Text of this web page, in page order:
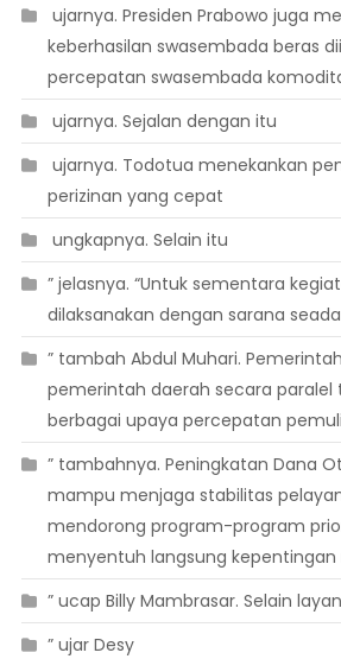
 ujarnya. Presiden Prabowo juga
keberhasilan swasembada beras
percepatan swasembada
 ujarnya. Sejalan dengan itu
 ujarnya. Todotua menekankan
perizinan yang cepat
 ungkapnya. Selain itu
” jelasnya. “Untuk sementara
dilaksanakan dengan sarana
” tambah Abdul Muhari.
pemerintah daerah secara paralel
berbagai upaya percepatan
” tambahnya. Peningkatan Dana
mampu menjaga stabilitas
mendorong program-program
menyentuh langsung
” ucap Billy Mambrasar. Selain
” ujar Desy